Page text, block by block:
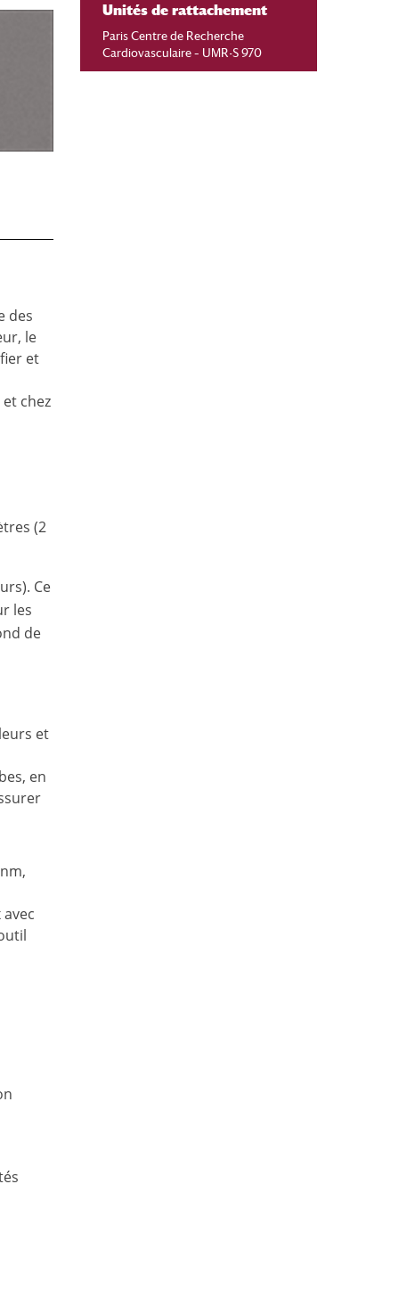
des
le
et
chez
(2
Ce
les
de
et
en
Unités de rattachement
Paris Centre de Recherche
Cardiovasculaire – UMR-S 970